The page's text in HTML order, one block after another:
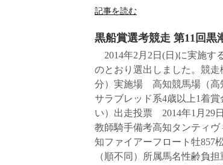
記事を読む
黒船賞選考競走 第11回黒
2014年2月2日(日)に実施す
のとおり選出しました。競
分）実施場 高知競馬場（高
サラブレッド系4歳以上1着
い）出走投票 2014年1月29
教師騎手備考高知タンティ
知ファイアーフロート牡857
（順不同）所属馬名性齢負